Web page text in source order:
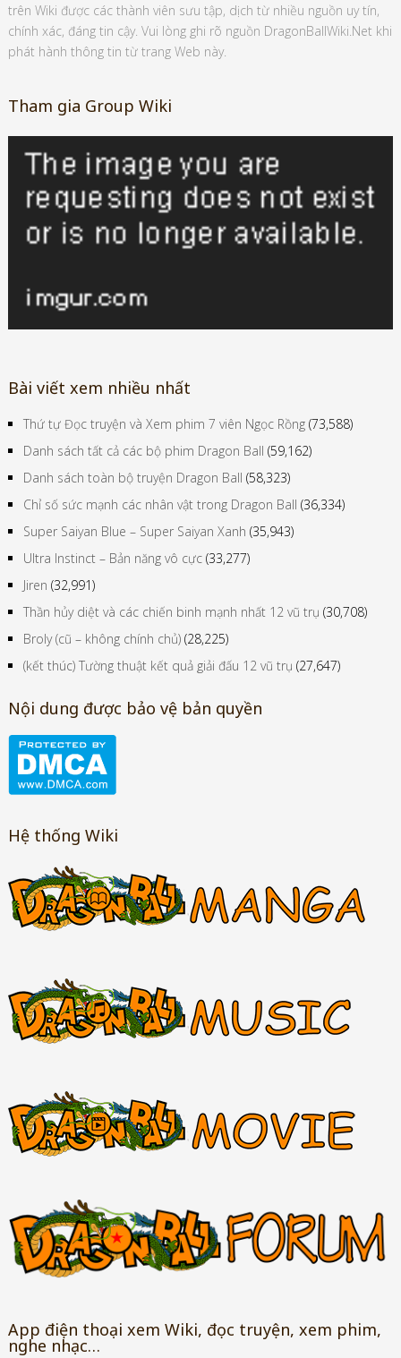
trên Wiki được các thành viên sưu tập, dịch từ nhiều nguồn uy tín,
chính xác, đáng tin cậy. Vui lòng ghi rõ nguồn DragonBallWiki.Net khi
phát hành thông tin từ trang Web này.
Tham gia Group Wiki
Bài viết xem nhiều nhất
Thứ tự Đọc truyện và Xem phim 7 viên Ngọc Rồng (73,588)
Danh sách tất cả các bộ phim Dragon Ball (59,162)
Danh sách toàn bộ truyện Dragon Ball (58,323)
Chỉ số sức mạnh các nhân vật trong Dragon Ball (36,334)
Super Saiyan Blue – Super Saiyan Xanh (35,943)
Ultra Instinct – Bản năng vô cực (33,277)
Jiren (32,991)
Thần hủy diệt và các chiến binh mạnh nhất 12 vũ trụ (30,708)
Broly (cũ – không chính chủ) (28,225)
(kết thúc) Tường thuật kết quả giải đấu 12 vũ trụ (27,647)
Nội dung được bảo vệ bản quyền
Hệ thống Wiki
App điện thoại xem Wiki, đọc truyện, xem phim,
nghe nhạc…